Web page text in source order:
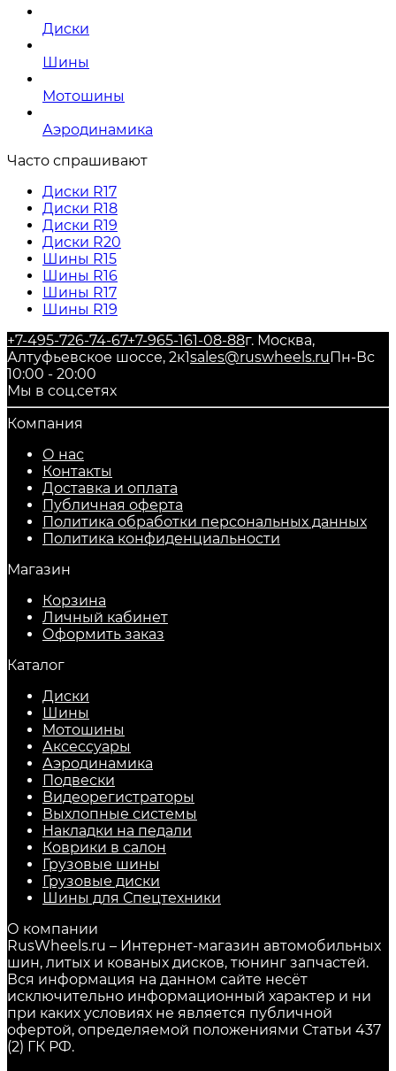
Диски
Шины
Мотошины
Аэродинамика
Часто спрашивают
Диски R17
Диски R18
Диски R19
Диски R20
Шины R15
Шины R16
Шины R17
Шины R19
+7-495-726-74-67+7-965-161-08-88г. Москва,
Алтуфьевское шоссе, 2к1sales@ruswheels.ruПн-Вс
10:00 - 20:00
Мы в соц.сетях
Компания
О нас
Контакты
Доставка и оплата
Публичная оферта
Политика обработки персональных данных
​Политика конфиденциальности
Магазин
Корзина
Личный кабинет
Оформить заказ
Каталог
Диски
Шины
Мотошины
Аксессуары
Аэродинамика
Подвески
Видеорегистраторы
Выхлопные системы
Накладки на педали
Коврики в салон
Грузовые шины
Грузовые диски
Шины для Спецтехники
О компании
RusWheels.ru – Интернет-магазин автомобильных
шин, литых и кованых дисков, тюнинг запчастей.
Вся информация на данном сайте несёт
исключительно информационный характер и ни
при каких условиях не является публичной
офертой, определяемой положениями Статьи 437
(2) ГК РФ.